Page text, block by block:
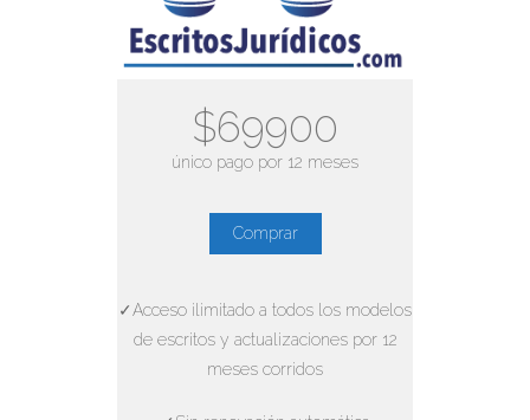
$69900
único pago por 12 meses
Comprar
✓Acceso ilimitado a todos los modelos
de escritos y actualizaciones por 12
meses corridos